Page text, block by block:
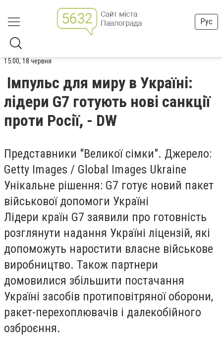
Рус
15:00, 18 червня
Імпульс для миру в Україні:
лідери G7 готують нові санкції
проти Росії, - DW
Представники "Великої сімки". Джерело:
Getty Images / Global Images Ukraine
Унікальне рішення: G7 готує новий пакет
військової допомоги Україні
Лідери країн G7 заявили про готовність
розглянути надання Україні ліцензій, які
допоможуть наростити власне військове
виробництво. Також партнери
домовилися збільшити постачання
Україні засобів протиповітряної оборони,
ракет-перехоплювачів і далекобійного
озброєння.